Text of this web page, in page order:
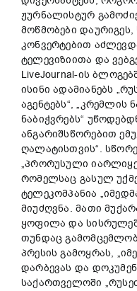
ჟურნალისტურ
მოწმობები
კონვერტებით
ტელევიზიითა და
LiveJournal-ის
ისინი ადამიანებს
აგენტებს“, „კრემლის
ნაბიჭვრებს“
ანგარიშსწორებით
ღალატისთვის“.
„პრორუსული
რომელსაც გასულ
ტელეკომპანია
მიუძღვნა. მათი
ყოფილა და
თუნდაც
პრესის გამოყრას,
დარბევას და
საქართველოში